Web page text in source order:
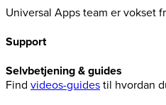
Universal Apps team er vokset
Support
Selvbetjening & guides
Find videos-guides til hvordan